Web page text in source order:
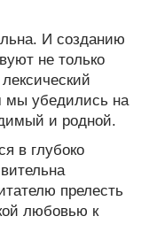
И созданию
не только
мы убедились на
и родной.
в глубоко
прелесть
любовью к